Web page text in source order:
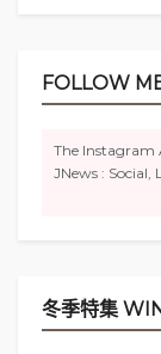
FOLLOW
The Instagram
JNews : Social,
冬季特集